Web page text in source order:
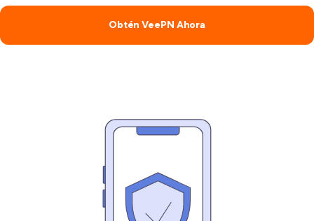
Obtén VeePN Ahora